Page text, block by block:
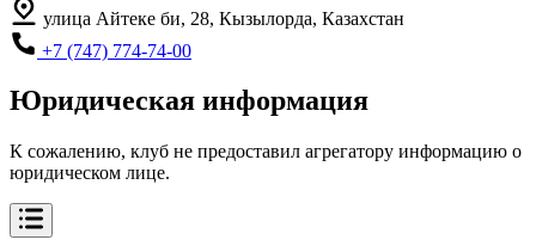
улица Айтеке би, 28, Кызылорда, Казахстан
+7 (747) 774-74-00
Юридическая информация
К сожалению, клуб не предоставил агрегатору информацию о
юридическом лице.